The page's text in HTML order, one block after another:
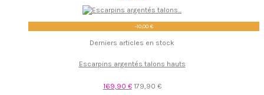
-10,00 €
Derniers articles en stock
Escarpins argentés talons hauts
169,90 € 179,90 €